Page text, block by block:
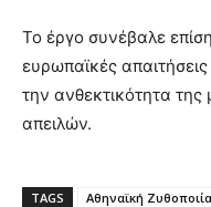
Το έργο συνέβαλε
ευρωπαϊκές
την ανθεκτικότητα
απειλών.
TAGS Αθηναϊκή Ζυθοποιία